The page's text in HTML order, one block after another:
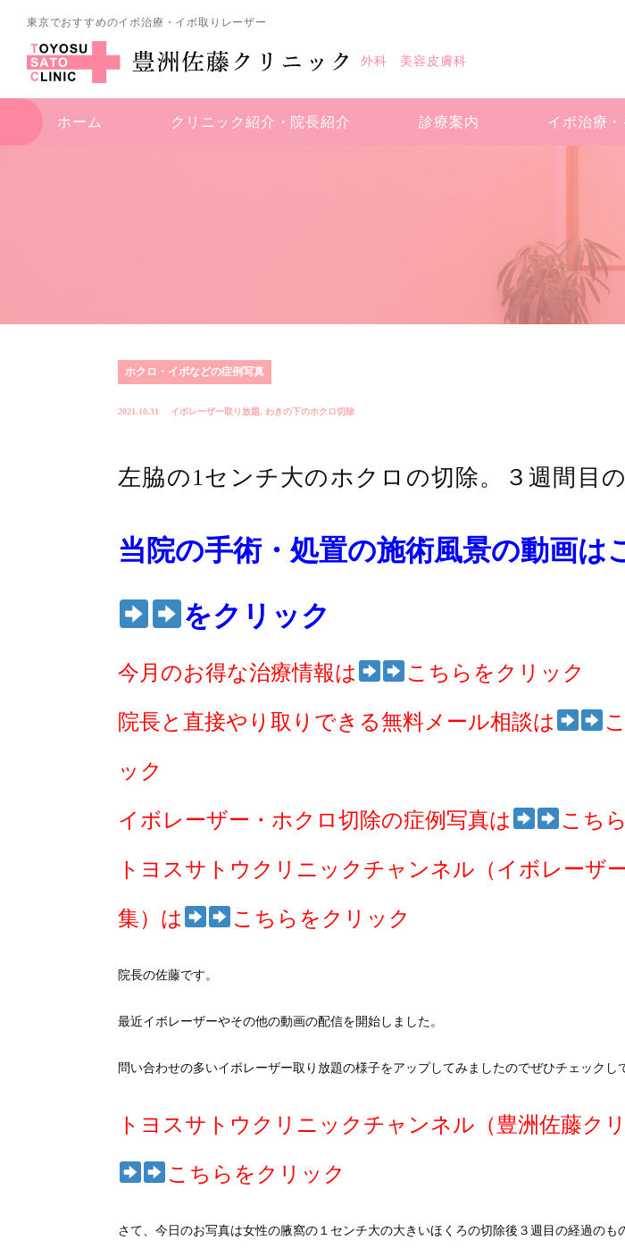
東京でおすすめのイボ治療・イボ取りレーザー
外科 美容皮膚科
ホーム クリニック紹介・ 院長紹介 診療案内 イボ治療・
ホクロ・イボなどの症例写真
2021.10.31 イボレーザー取り放題, わきの下のホクロ切除
左脇の1センチ大のホクロの切除。３週間目の
当院の手術・処置の施術風景の動画は
をクリック
今月のお得な治療情報は こちらをクリック
院長と直接やり取りできる無料メール相談は
ック
イボレーザー・ホクロ切除の症例写真は こち
トヨスサトウクリニックチャンネル（イボレーザ
集）は こちらをクリック
院長の佐藤です。
最近イボレーザーやその他の動画の配信を開始しました。
問い合わせの多いイボレーザー取り放題の様子をアップしてみましたのでぜひチェックし
トヨスサトウクリニックチャンネル（豊洲佐藤ク
こちらをクリック
さて、今日のお写真は女性の腋窩の１センチ大の大きいほくろの切除後３週目の経過のも